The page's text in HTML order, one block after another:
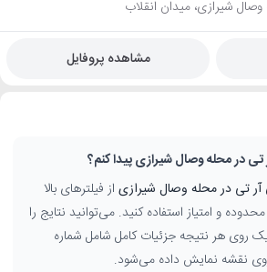
مشاهده پروفایل
تی در محله وصال شیرازی پیدا کنم؟
آر تی در محله وصال شیرازی از فیلترهای بالا
و امتیاز استفاده کنید. می‌توانید نتایج را
روی هر نتیجه جزئیات کامل شامل شماره
نقشه نمایش داده می‌شود.